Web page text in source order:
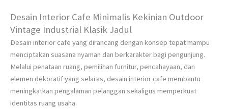
Desain Interior Cafe Minimalis Kekinian Outdoor
Vintage Industrial Klasik Jadul
Desain interior cafe yang dirancang dengan konsep tepat mampu
menciptakan suasana nyaman dan berkarakter bagi pengunjung.
Melalui penataan ruang, pemilihan furnitur, pencahayaan, dan
elemen dekoratif yang selaras, desain interior cafe membantu
meningkatkan pengalaman pelanggan sekaligus memperkuat
identitas ruang usaha.